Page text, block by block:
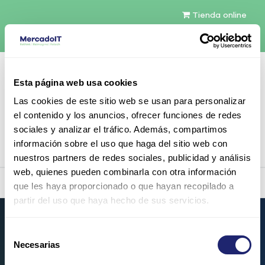
Esta página web usa cookies
Las cookies de este sitio web se usan para personalizar
el contenido y los anuncios, ofrecer funciones de redes
sociales y analizar el tráfico. Además, compartimos
información sobre el uso que haga del sitio web con
nuestros partners de redes sociales, publicidad y análisis
web, quienes pueden combinarla con otra información
que les haya proporcionado o que hayan recopilado a
partir del uso que haya hecho de sus servicios.
Necesarias
Tienda online
Español
Contáctenos
Ver catálogo
Contacto Servidores Memoria RAM TPM
CONFIGURA TU SERVIDOR CON TOTAL SEGURIDAD